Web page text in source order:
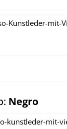
Negroselect